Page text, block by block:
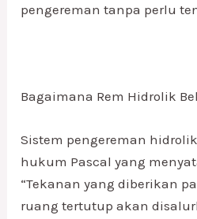
pengereman tanpa perlu
Bagaimana Rem Hidrolik
Sistem pengereman
hukum Pascal yang
“Tekanan yang diberikan
ruang tertutup akan